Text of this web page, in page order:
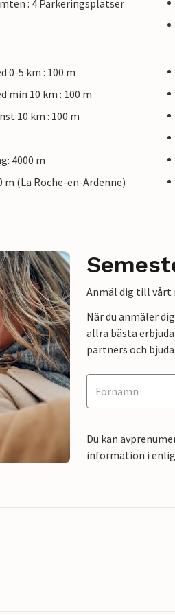
: 4 Parkeringsplatser
0-5 km : 100 m
min 10 km : 100 m
10 km : 100 m
4000 m
m (La Roche-en-Ardenne)
Anmäl dig till vårt
När du anmäler
allra bästa
partners och
Du kan
information i